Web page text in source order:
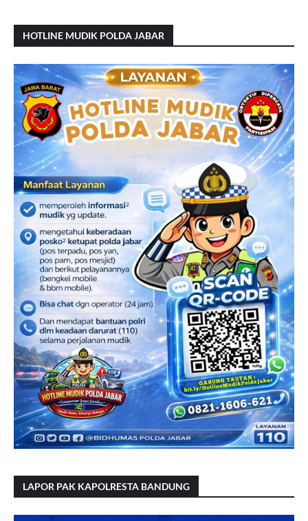
HOTLINE MUDIK POLDA JABAR
LAPOR PAK KAPOLRESTA BANDUNG